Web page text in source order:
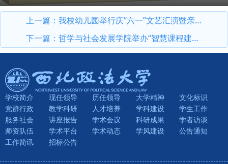
上一篇： 我校幼儿园举行庆“六一”文艺汇演暨亲子涂鸦绘画活动
下一篇： 哲学与社会发展学院举办“智慧课程建设与应用实操工作坊”教学创新活动
学校简介 现任领导 历任领导 大学精神
文化标识
党群行政
教学科研 人才培养 学科建设
学生工作
服务社会
讲座报告 学术会议 科研成果
学者访谈
师资队伍
学术平台 学术动态 学风建设
公告通知
工作简讯
招标公告